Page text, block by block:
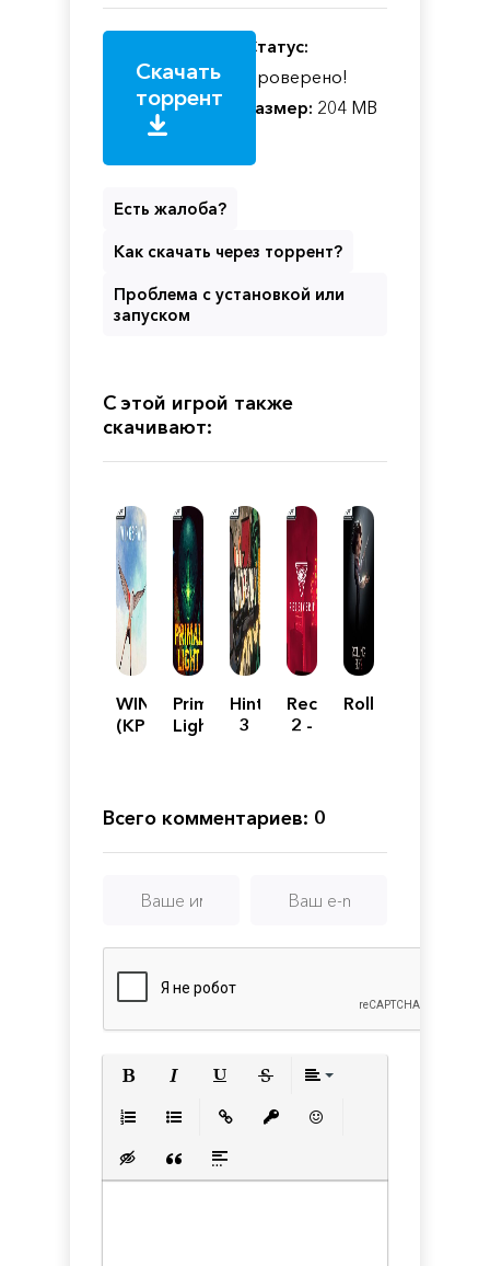
Скачать
торрент
Статус:
Проверено!
Размер: 204 MB
Есть жалоба?
Как скачать через торрент?
Проблема с установкой или
запуском
С этой игрой также
скачивают:
WINGSPAN
(КРЫЛЬЯ)
Primal
Light
Hinterhalt
3
Receiver
2 -
RollingSky2
Всего комментариев: 0
Вставка скрытого текста
Вставка цитаты
Вставка спойлера